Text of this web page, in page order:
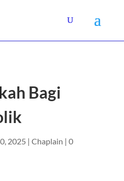
Bagi
2025 | Chaplain | 0